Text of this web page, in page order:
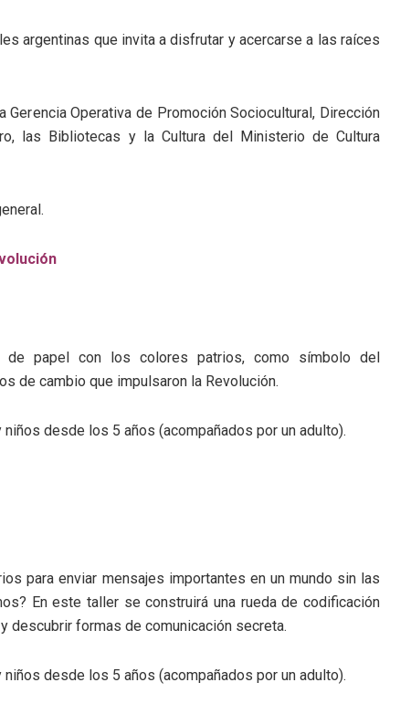
argentinas que invita a disfrutar y acercarse a las raíces
Gerencia Operativa de Promoción Sociocultural, Dirección
las Bibliotecas y la Cultura del Ministerio de Cultura
de papel con los colores patrios, como símbolo del
de cambio que impulsaron la Revolución.
niños desde los 5 años (acompañados por un adulto).
para enviar mensajes importantes en un mundo sin las
En este taller se construirá una rueda de codificación
descubrir formas de comunicación secreta.
niños desde los 5 años (acompañados por un adulto).